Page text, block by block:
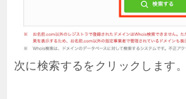
次に検索するをクリックします。